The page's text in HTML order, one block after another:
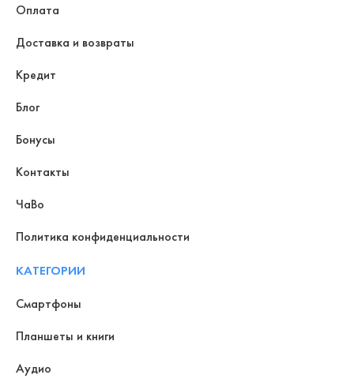
Оплата
Доставка и возвраты
Кредит
Блог
Бонусы
Контакты
ЧаВо
Политика конфиденциальности
КАТЕГОРИИ
Смартфоны
Планшеты и книги
Аудио